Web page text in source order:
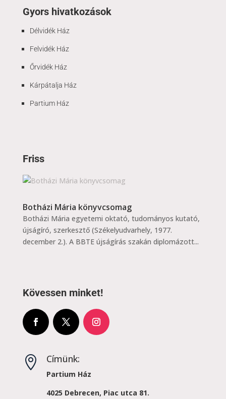
Gyors hivatkozások
Délvidék Ház
Felvidék Ház
Őrvidék Ház
Kárpátalja Ház
Partium Ház
Friss
Botházi Mária könyvcsomag
Botházi Mária egyetemi oktató, tudományos kutató,
újságíró, szerkesztő (Székelyudvarhely, 1977.
december 2.). A BBTE újságírás szakán diplomázott...
Kövessen minket!
 Címünk:
Partium Ház
4025 Debrecen, Piac utca 81.